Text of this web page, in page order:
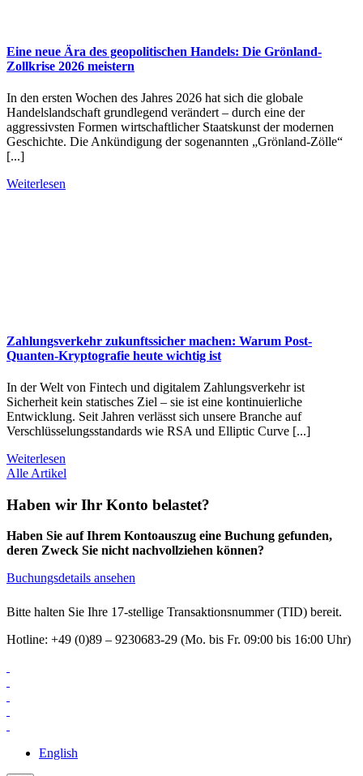
Eine neue Ära des geopolitischen Handels: Die Grönland-
Zollkrise 2026 meistern
In den ersten Wochen des Jahres 2026 hat sich die globale
Handelslandschaft grundlegend verändert – durch eine der
aggressivsten Formen wirtschaftlicher Staatskunst der modernen
Geschichte. Die Ankündigung der sogenannten „Grönland-Zölle“
[...]
Weiterlesen
Zahlungsverkehr zukunftssicher machen: Warum Post-
Quanten-Kryptografie heute wichtig ist
In der Welt von Fintech und digitalem Zahlungsverkehr ist
Sicherheit kein statisches Ziel – sie ist eine kontinuierliche
Entwicklung. Seit Jahren verlässt sich unsere Branche auf
Verschlüsselungsstandards wie RSA und Elliptic Curve [...]
Weiterlesen
Alle Artikel
Haben wir Ihr Konto belastet?
Haben Sie auf Ihrem Kontoauszug eine Buchung gefunden,
deren Zweck Sie nicht nachvollziehen können?
Buchungsdetails ansehen
Bitte halten Sie Ihre 17-stellige Transaktionsnummer (TID) bereit.
Hotline: +49 (0)89 – 9230683-29 (Mo. bis Fr. 09:00 bis 16:00 Uhr)
English